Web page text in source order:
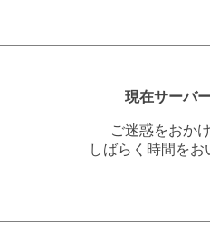
現在サーバ
ご迷惑をおか
しばらく時間を